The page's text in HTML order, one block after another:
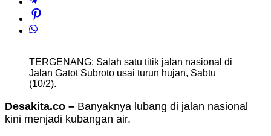
TERGENANG: Salah satu titik jalan nasional di
Jalan Gatot Subroto usai turun hujan, Sabtu
(10/2).
Desakita.co – Banyaknya lubang di jalan nasional
kini menjadi kubangan air.